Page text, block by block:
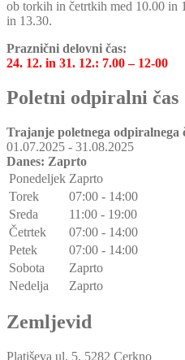
ob torkih in četrtkih med 10.00 in
in 13.30.
Praznični delovni čas:
24. 12. in 31. 12.: 7.00 – 12-00
Poletni odpiralni čas
Trajanje poletnega odpiralnega
01.07.2025 - 31.08.2025
Danes: Zaprto
Ponedeljek Zaprto
Torek
07:00 - 14:00
Sreda
11:00 - 19:00
Četrtek
07:00 - 14:00
Petek
07:00 - 14:00
Sobota
Zaprto
Nedelja
Zaprto
Zemljevid
Platiševa ul. 5, 5282 Cerkno